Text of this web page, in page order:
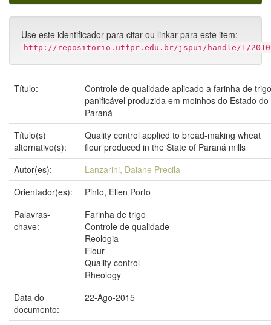
Use este identificador para citar ou linkar para este item:
http://repositorio.utfpr.edu.br/jspui/handle/1/
Título:
Controle de qualidade aplicado a farinha de trigo
panificável produzida em moinhos do Estado do
Paraná
Título(s)
alternativo(s):
Quality control applied to bread-making wheat
flour produced in the State of Paraná mills
Autor(es):
Lanzarini, Daiane Precila
Orientador(es):
Pinto, Ellen Porto
Palavras-
chave:
Farinha de trigo
Controle de qualidade
Reologia
Flour
Quality control
Rheology
Data do
documento:
22-Ago-2015